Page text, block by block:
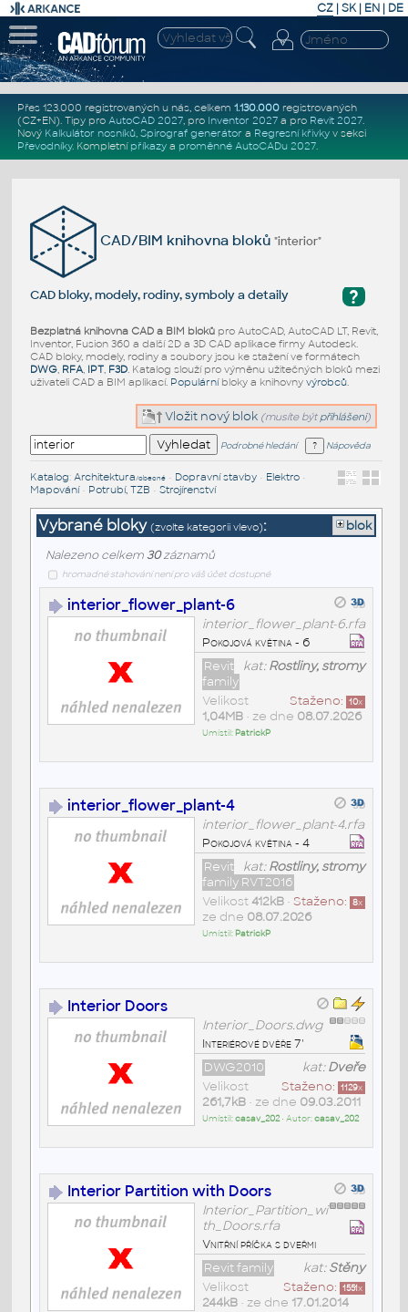
CZ | SK| EN | DE
Přes 123.000 registrovaných u nás, celkem 1.130.000registrovaných
(CZ+EN). Tipy pro AutoCAD 2027, pro Inventor 2027a pro Revit 2027.
Nový Kalkulátor nosníků, Spirograf generátor a Regresní křivkyv sekci
Převodníky. Kompletní příkazya proměnné AutoCADu 2027.
CAD/BIM knihovna bloků"interior"
?
CAD bloky, modely, rodiny, symboly a detaily
Bezplatná knihovna CAD a BIM blokůpro AutoCAD, AutoCAD LT, Revit,
Inventor, Fusion 360 a další 2D a 3D CAD aplikace firmy Autodesk.
CAD bloky, modely, rodiny a soubory jsou ke stažení ve formátech
DWG, RFA, IPT, F3D. Katalog slouží pro výměnu užitečných bloků mezi
uživateli CAD a BIM aplikací. Populárníbloky a knihovny výrobců.
Vložit nový blok (musíte být přihlášeni)
Podrobné hledání Nápověda
Katalog: Architektura/obecné• Dopravní stavby• Elektro•
Mapování• Potrubí, TZB • Strojírenství
Vybrané bloky (zvolte kategorii vlevo): blok
Nalezeno celkem 30záznamů
hromadné stahování není pro váš účet dostupné
interior_flower_plant-6
interior_flower_plant-6.rfa
Pokojová květina - 6
kat:Rostliny, stromy
Revit
family
Staženo: 10x
Velikost
1,04MB• ze dne 08.07.2026
Umístil: PatrickP
interior_flower_plant-4
interior_flower_plant-4.rfa
Pokojová květina - 4
kat:Rostliny, stromy
Revit
family RVT2016
Staženo: 8x
Velikost 412kB•
ze dne 08.07.2026
Umístil: PatrickP
Interior Doors
Interior_Doors.dwg
Interiérové dvěře 7'
kat:Dveře
DWG2010
Staženo: 1129x
Velikost
261,7kB• ze dne 09.03.2011
Umístil:casav_202• Autor:casav_202
Interior Partition with Doors
Interior_Partition_wi
th_Doors.rfa
Vnitřní příčka s dveřmi
kat:Stěny
Revit family
Staženo: 1551x
Velikost
244kB• ze dne 17.01.2014